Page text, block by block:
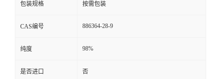
包装规格 按需包装
CAS编号 886364-28-9
纯度 98%
是否进口 否